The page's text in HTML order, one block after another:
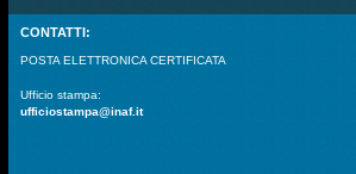
CONTATTI:
POSTA ELETTRONICA CERTIFICATA
Ufficio stampa:
ufficiostampa@inaf.it